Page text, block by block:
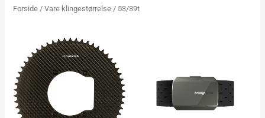
Forside / Vare klingestørrelse / 53/39t